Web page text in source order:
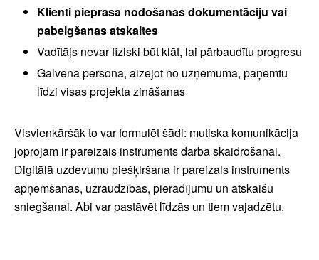
Klienti pieprasa nodošanas dokumentāciju vai
pabeigšanas atskaites
Vadītājs nevar fiziski būt klāt, lai pārbaudītu progresu
Galvenā persona, aizejot no uzņēmuma, paņemtu
līdzi visas projekta zināšanas
Visvienkāršāk to var formulēt šādi: mutiska komunikācija
joprojām ir pareizais instruments darba skaidrošanai.
Digitālā uzdevumu piešķiršana ir pareizais instruments
apņemšanās, uzraudzības, pierādījumu un atskaišu
sniegšanai. Abi var pastāvēt līdzās un tiem vajadzētu.